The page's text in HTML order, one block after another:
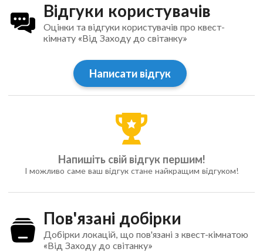
Відгуки користувачів
Оцінки та відгуки користувачів про квест-
кімнату «Від Заходу до світанку»
Написати відгук
Напишіть свій відгук першим!
І можливо саме ваш відгук стане найкращим відгуком!
Пов'язані добірки
Добірки локацій, що пов'язані з квест-кімнатою
«Від Заходу до світанку»